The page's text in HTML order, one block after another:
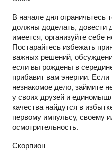
В начале дня ограничьтесь
должны доделать, довести
имеется, организуйте себе
Постарайтесь избежать
важных решений,
если вы рождены в
прибавит вам энергии. Если
незнакомое дело, займите
у своих друзей и
качества найдутся в
первому импульсу, своему
осмотрительность.
Скорпион